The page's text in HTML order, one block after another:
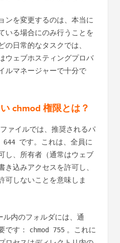
ンを変更するのは、本当に
いる場合にのみ行うことを
日常的なタスクでは、
ウェブホスティングプロバ
ルマネージャーで十分で
chmod 権限とは？
ァイルでは、推奨されるパ
644 です。これは、全員に
し、所有者（通常はウェブ
込みアクセスを許可し、
可しないことを意味しま
ル内のフォルダには、通
です：
chmod 755 。これに